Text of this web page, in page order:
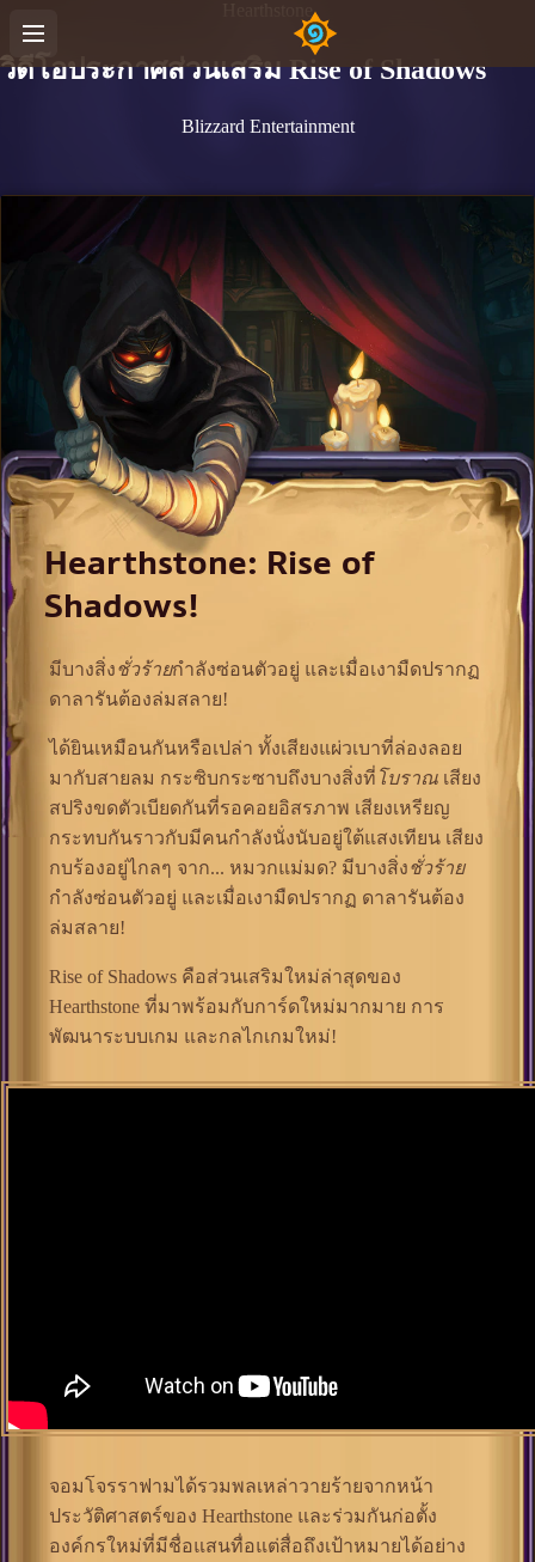
วิดีโอประกาศส่วนเสริม Rise of Shadows
Blizzard Entertainment
Hearthstone: Rise of
Shadows!
มีบางสิ่งชั่วร้ายกำลังซ่อนตัวอยู่ และเมื่อเงามืดปรากฏ
ดาลารันต้องล่มสลาย!
ได้ยินเหมือนกันหรือเปล่า ทั้งเสียงแผ่วเบาที่ล่องลอย
มากับสายลม กระซิบกระซาบถึงบางสิ่งที่ โบราณ เสียง
สปริงขดตัวเบียดกันที่รอคอยอิสรภาพ เสียงเหรียญ
กระทบกันราวกับมีคนกำลังนั่งนับอยู่ใต้แสงเทียน เสียง
กบร้องอยู่ไกลๆ จาก... หมวกแม่มด? มีบางสิ่งชั่วร้าย
กำลังซ่อนตัวอยู่ และเมื่อเงามืดปรากฏ ดาลารันต้อง
ล่มสลาย!
Rise of Shadows คือส่วนเสริมใหม่ล่าสุดของ
Hearthstone ที่มาพร้อมกับการ์ดใหม่มากมาย การ
พัฒนาระบบเกม และกลไกเกมใหม่!
จอมโจรราฟามได้รวมพลเหล่าวายร้ายจากหน้า
ประวัติศาสตร์ของ Hearthstone และร่วมกันก่อตั้ง
องค์กรใหม่ที่มีชื่อแสนทื่อแต่สื่อถึงเป้าหมายได้อย่าง